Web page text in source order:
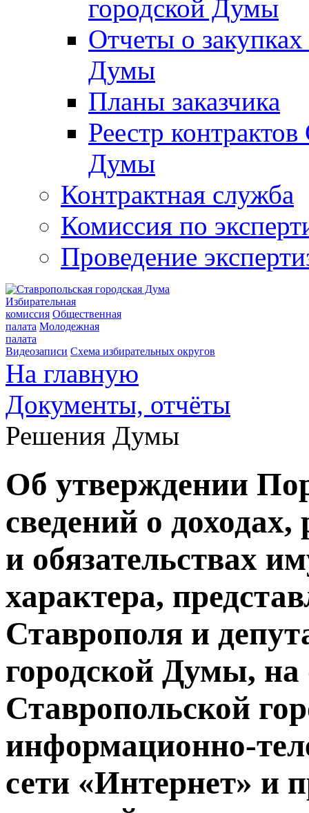
городской Думы
Отчеты о
Думы
Планы заказчика
Реестр
Думы
Контрактная служба
Комиссия по
Проведение
Избирательная
комиссия Общественная
палата Молодежная
палата
Видеозаписи Схема избирательных округов
На главную
Документы, отчёты
Решения Думы
Об утверждении
сведений о
и обязательствах
характера,
Ставрополя и
городской Думы,
Ставропольской
информационно-
сети «Интернет» и